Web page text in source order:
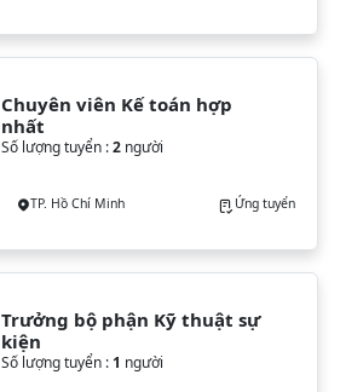
Chuyên viên Kế toán hợp
nhất
Số lượng tuyển :2người
TP. Hồ Chí Minh Ứng tuyển
Trưởng bộ phận Kỹ thuật sự
kiện
Số lượng tuyển : 1 người